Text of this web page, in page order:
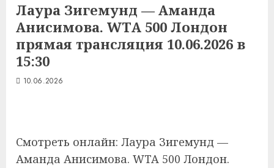
Лаура Зигемунд — Аманда
Анисимова. WTA 500 Лондон
прямая трансляция 10.06.2026 в
15:30
10.06.2026
Смотреть онлайн: Лаура Зигемунд —
Аманда Анисимова. WTA 500 Лондон.